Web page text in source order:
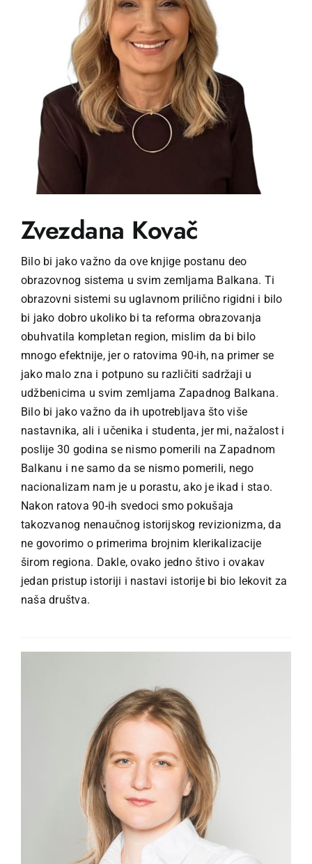
Zvezdana Kovač
Bilo bi jako važno da ove knjige postanu deo
obrazovnog sistema u svim zemljama Balkana. Ti
obrazovni sistemi su uglavnom prilično rigidni i bilo
bi jako dobro ukoliko bi ta reforma obrazovanja
obuhvatila kompletan region, mislim da bi bilo
mnogo efektnije, jer o ratovima 90-ih, na primer se
jako malo zna i potpuno su različiti sadržaji u
udžbenicima u svim zemljama Zapadnog Balkana.
Bilo bi jako važno da ih upotrebljava što više
nastavnika, ali i učenika i studenta, jer mi, nažalost i
poslije 30 godina se nismo pomerili na Zapadnom
Balkanu i ne samo da se nismo pomerili, nego
nacionalizam nam je u porastu, ako je ikad i stao.
Nakon ratova 90-ih svedoci smo pokušaja
takozvanog nenaučnog istorijskog revizionizma, da
ne govorimo o primerima brojnim klerikalizacije
širom regiona. Dakle, ovako jedno štivo i ovakav
jedan pristup istoriji i nastavi istorije bi bio lekovit za
naša društva.